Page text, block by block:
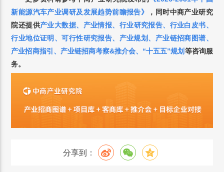
新能源汽车产业调研及发展趋势前瞻报告》 ， 同时中商产业研究
院还提供产业大数据、 产业情报、 行业研究报告、 行业白皮书、
行业地位证明 、可行性研究报告、 产业规划 、 产业链招商图谱、
产业招商指引 、 产业链招商考察&推介会、 “十五五”规划 等咨询服
务。
分享到：